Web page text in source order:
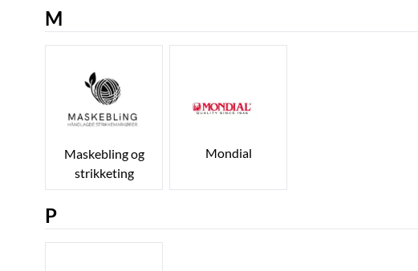
M
Maskebling og
strikketing
Mondial
P